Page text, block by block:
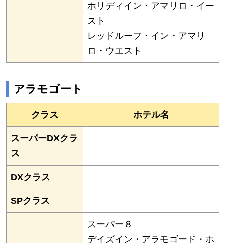
ホリディイン・アマリロ・イー
スト
レッドルーフ・イン・アマリ
ロ・ウエスト
アラモゴート
クラス ホテル名
スーパーDXクラ
ス
DXクラス
SPクラス
スーパー８
デイズイン・アラモゴード・ホ